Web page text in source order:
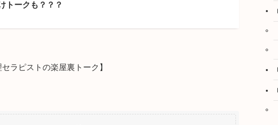
トークも？？？
ラピストの楽屋裏トーク】